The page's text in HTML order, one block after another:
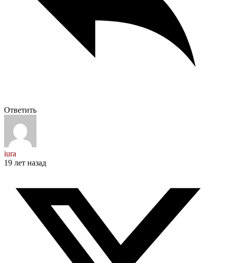
Ответить
iura
19 лет назад